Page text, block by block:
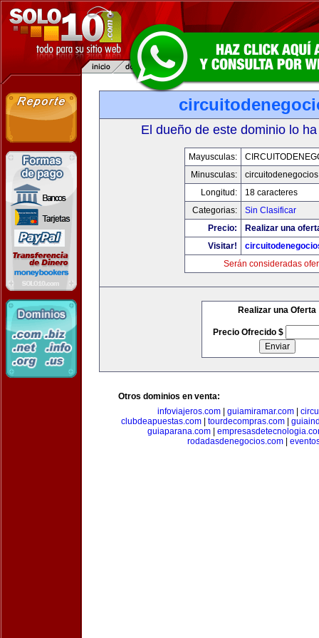
El dueño de este dominio lo
Mayusculas:
Minusculas:
Longitud:
18 caracteres
Categorias:
Sin Clasificar
Precio:
Realizar una
Visitar!
Serán consideradas
Realizar una Oferta
Precio Ofrecido $
Otros dominios en venta:
infoviajeros.com
guiamiramar.com
clubdeapuestas.com| tourdecompras.com|
guiaparana.com|
rodadasdenegocios.com